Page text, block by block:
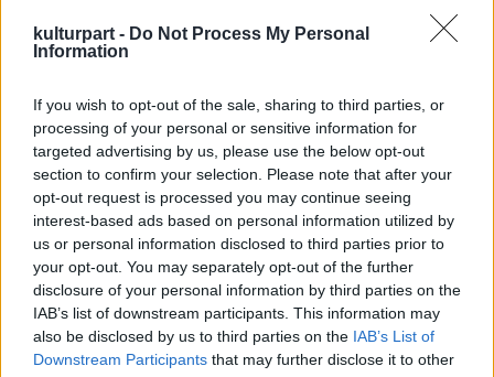
kulturpart - Do Not Process My Personal
Information
If you wish to opt-out of the sale, sharing to third parties, or
processing of your personal or sensitive information for
targeted advertising by us, please use the below opt-out
section to confirm your selection. Please note that after your
opt-out request is processed you may continue seeing
interest-based ads based on personal information utilized by
us or personal information disclosed to third parties prior to
your opt-out. You may separately opt-out of the further
disclosure of your personal information by third parties on the
IAB’s list of downstream participants. This information may
also be disclosed by us to third parties on the IAB’s List of
Downstream Participants that may further disclose it to other
Kent Jones, a szeptember 27. és október 13.
között zajló New York-i Filmfesztivál
igazgatója meleg szavakkal méltatta
Greengrass alkotását, és kijelentette: nagyon
izgatott, hogy a rendezőnek ez a kemény,
feszült, valóságon alapuló thrillere nyitja meg
az 51. fesztivált.
A film Phillips kapitány önéletírásán alapul, a
forgatókönyvet Billy Ray készítette.